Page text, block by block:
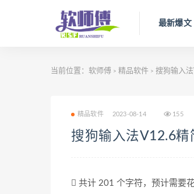
最新爆文
当前位置： 软师傅 > 精品软件 > 搜狗输入
精品软件 2023-08-14 155
搜狗输入法V12.6精
共计 201 个字符，预计需要